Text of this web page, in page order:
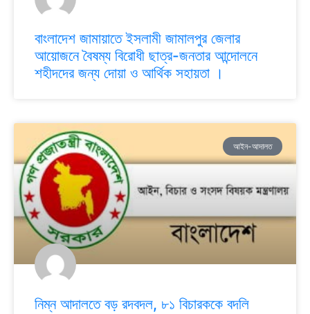
বাংলাদেশ জামায়াতে ইসলামী জামালপুর জেলার
আয়োজনে বৈষম্য বিরোধী ছাত্র-জনতার আন্দোলনে
শহীদদের জন্য দোয়া ও আর্থিক সহায়তা ।
আইন-আদালত
নিম্ন আদালতে বড় রদবদল, ৮১ বিচারককে বদলি